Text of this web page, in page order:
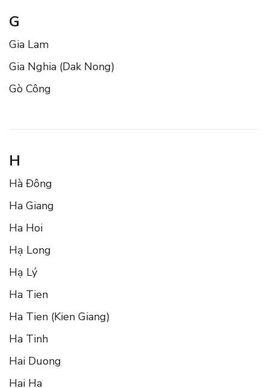
G
Gia Lam
Gia Nghia (Dak Nong)
Gò Công
H
Hà Ðông
Ha Giang
Ha Hoi
Hạ Long
Hạ Lý
Ha Tien
Ha Tien (Kien Giang)
Ha Tinh
Hai Duong
Hai Ha